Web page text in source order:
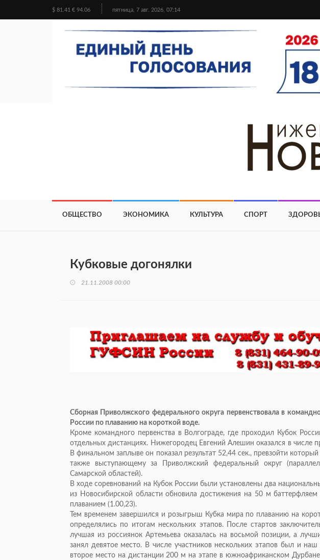
$ 81.41 € 94.06 пятница, 7 авг. 2026, 07:14
ОБЩЕСТВО ЭКОНОМИКА КУЛЬТУРА СПОРТ
Кубковые догонялки
21.11.2008 00:00
Сборная Приволжского федерального округа первенствовала в
России по плаванию на короткой воде.
Кроме командного первенства в Волгограде, где проходил Кубок
отдельных дистанциях. Нижегородец Евгений Алешин оказался в числе
В финальном заплыве он показал результат 52,44 сек., превзойти
также выступающему за Приволжский федеральный округ
Самарской областей).
В ходе соревнований на Кубок России были установлены два
из Новосибирской области обновила достижения на 50 м
плаванием (1.00,23).
Тем временем завершился и розыгрыш Кубка мира по плаванию на
определялись по итогам нескольких этапов. После стартов
лучшая из россиянок Артемьева оказалась на восьмой позиции, а
занял девятое место. В числе участников нескольких этапов был и
второе место на дистанции 200 м на этапе в южноафриканском